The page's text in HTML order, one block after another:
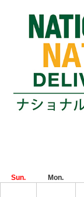
Sun. Mon.